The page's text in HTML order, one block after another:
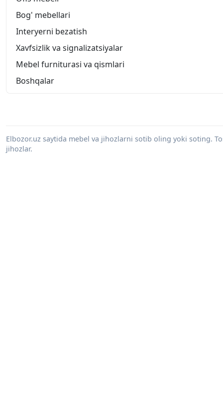
Bog' mebellari
Interyerni bezatish
Xavfsizlik va signalizatsiyalar
Mebel furniturasi va qismlari
Boshqalar
Elbozor.uz saytida mebel va jihozlarni sotib oling yoki soting.
jihozlar.